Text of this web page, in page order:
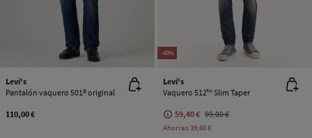
Levi's
Pantalón vaquero 501® original
110,00 €
-40%
Levi's
Vaquero 512™ Slim Taper
59,40 € 99,00 €
Ahorras 39,60 €